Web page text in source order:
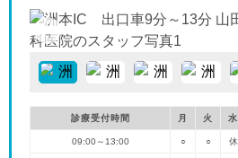
診療受付時間 月 火 水
09:00～13:00 ○ ○ 休